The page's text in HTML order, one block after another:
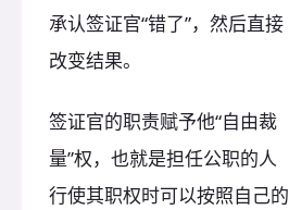
承认签证官“错了”，然后直接
改变结果。
签证官的职责赋予他“自由裁
量”权，也就是担任公职的人
行使其职权时可以按照自己的